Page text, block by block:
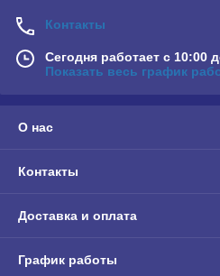
Контакты
Сегодня работает с 10:00
Показать весь график
О нас
Контакты
Доставка и оплата
График работы